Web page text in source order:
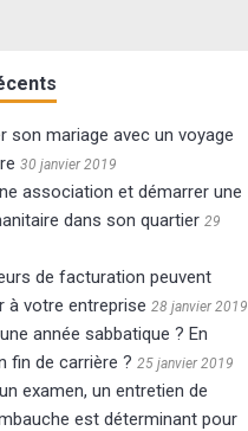
son mariage avec un voyage
30 janvier 2019
association et démarrer une
dans son quartier 29
de facturation peuvent
à votre entreprise 28 janvier 2019
année sabbatique ? En
fin de carrière ? 25 janvier 2019
examen, un entretien de
est déterminant pour